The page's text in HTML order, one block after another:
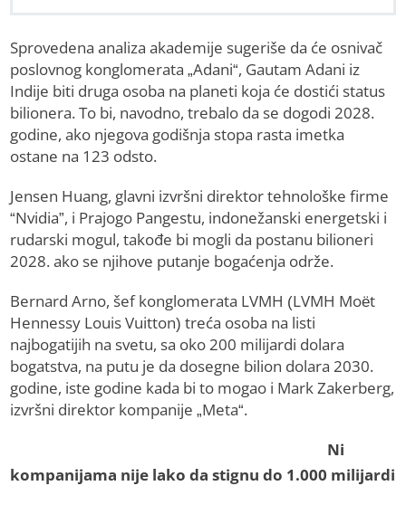
Sprovedena analiza akademije sugeriše da će osnivač
poslovnog konglomerata „Adani“, Gautam Adani iz
Indije biti druga osoba na planeti koja će dostići status
bilionera. To bi, navodno, trebalo da se dogodi 2028.
godine, ako njegova godišnja stopa rasta imetka
ostane na 123 odsto.
Jensen Huang, glavni izvršni direktor tehnološke firme
“Nvidia”, i Prajogo Pangestu, indonežanski energetski i
rudarski mogul, takođe bi mogli da postanu bilioneri
2028. ako se njihove putanje bogaćenja održe.
Bernard Arno, šef konglomerata LVMH (LVMH Moët
Hennessy Louis Vuitton) treća osoba na listi
najbogatijih na svetu, sa oko 200 milijardi dolara
bogatstva, na putu je da dosegne bilion dolara 2030.
godine, iste godine kada bi to mogao i Mark Zakerberg,
izvršni direktor kompanije „Meta“.
Ni
kompanijama nije lako da stignu do 1.000 milijardi